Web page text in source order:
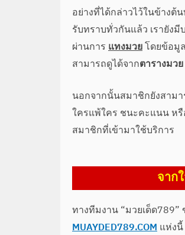
อย่างที่ได้กล่าวไว้ในข้างต้
รับทราบทั่วกันแล้ว เรายัง
ผ่านการแทงมวยโดยข้อมู
สามารถดูได้จากตารางมวย
นอกจากนั้นสมาชิกยังสาม
ใครแพ้ใคร ชนะคะแนน ห
สมาชิกที่เข้ามาใช้บริการ
จาก
ทางทีมงาน “มวยเด็ด
MUAYDED789.COMแห่ง